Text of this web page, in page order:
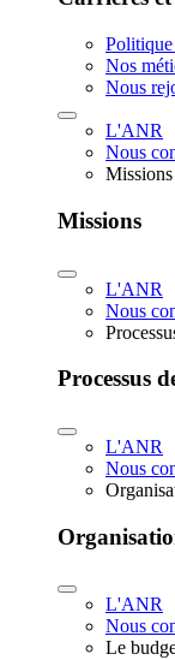
Politique
Nos
Nous
L'ANR
Nous
Missions
Missions
L'ANR
Nous
Processus
L'ANR
Nous
L'ANR
Nous
Le